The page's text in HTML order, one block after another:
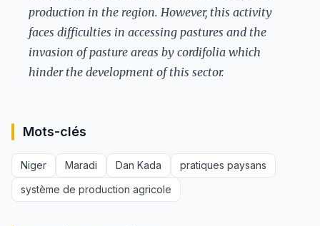
production in the region. However, this activity
faces difficulties in accessing pastures and the
invasion of pasture areas by cordifolia which
hinder the development of this sector.
Mots-clés
Niger Maradi Dan Kada
pratiques paysans
système de production agricole